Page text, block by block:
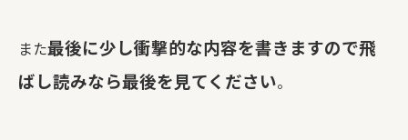
また最後に少し衝撃的な内容を書きますので飛
ばし読みなら最後を見てください。